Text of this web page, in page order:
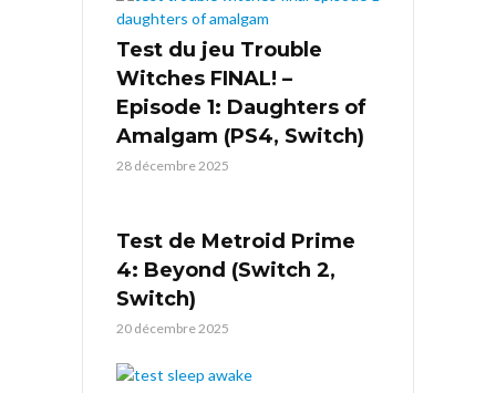
Test du jeu Trouble
Witches FINAL! –
Episode 1: Daughters of
Amalgam (PS4, Switch)
28 décembre 2025
Test de Metroid Prime
4: Beyond (Switch 2,
Switch)
20 décembre 2025